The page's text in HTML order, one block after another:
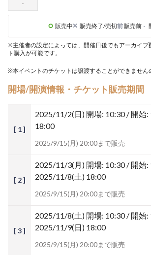
販売中 販売終了/売切前販売前 -
※主催者の設定によっては、開催日後でもアーカイブ
ト購入が可能です。
※本イベントのチケットは譲渡することができません
開場/開演情報・チケット販売期間
[ 1 ]
2025/11/2(日) 開場: 10:30 / 開始:
18:00
2025/9/15(月) 20:00まで販売
[ 2 ]
2025/11/3(月) 開場: 10:30 / 開始:
2025/11/8(土) 18:00
2025/9/15(月) 20:00まで販売
[ 3 ]
2025/11/8(土) 開場: 10:30 / 開始:
2025/11/9(日) 18:00
2025/9/15(月) 20:00まで販売